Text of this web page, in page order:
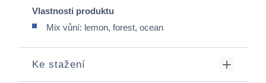
Vlastnosti produktu
Mix vůní: lemon, forest, ocean
Ke stažení